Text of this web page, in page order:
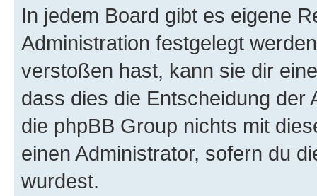
In jedem Board gibt es eigene
Administration festgelegt
verstoßen hast, kann sie dir
dass dies die Entscheidung der
die phpBB Group nichts mit
einen Administrator, sofern du
wurdest.